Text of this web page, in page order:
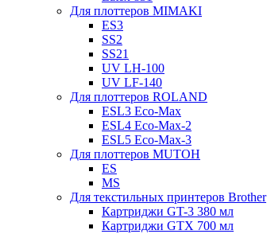
Для плоттеров MIMAKI
ES3
SS2
SS21
UV LH-100
UV LF-140
Для плоттеров ROLAND
ESL3 Eco-Max
ESL4 Eco-Max-2
ESL5 Eco-Max-3
Для плоттеров MUTOH
ES
MS
Для текстильных принтеров Brother
Картриджи GT-3 380 мл
Картриджи GTX 700 мл